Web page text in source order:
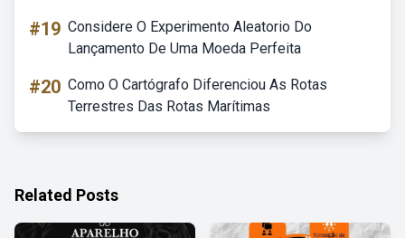
#19 Considere O Experimento Aleatorio Do
Lançamento De Uma Moeda Perfeita
#20 Como O Cartógrafo Diferenciou As Rotas
Terrestres Das Rotas Marítimas
Related Posts